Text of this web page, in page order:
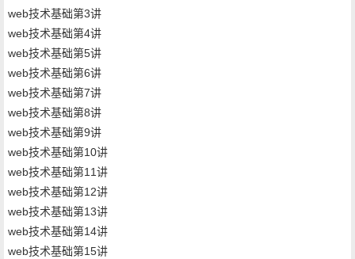
web技术基础第3讲
web技术基础第4讲
web技术基础第5讲
web技术基础第6讲
web技术基础第7讲
web技术基础第8讲
web技术基础第9讲
web技术基础第10讲
web技术基础第11讲
web技术基础第12讲
web技术基础第13讲
web技术基础第14讲
web技术基础第15讲